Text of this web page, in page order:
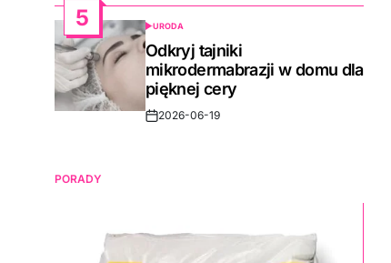
5
POSTED
IN
URODA
Odkryj tajniki
mikrodermabrazji w domu dla
pięknej cery
Post2026-06-19
PORADY